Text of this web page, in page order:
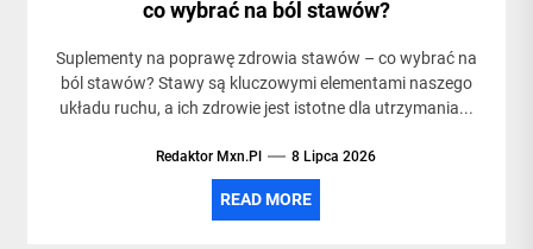
co wybrać na ból stawów?
Suplementy na poprawę zdrowia stawów – co wybrać na
ból stawów? Stawy są kluczowymi elementami naszego
układu ruchu, a ich zdrowie jest istotne dla utrzymania...
Redaktor Mxn.pl 8 Lipca 2026
READ MORE